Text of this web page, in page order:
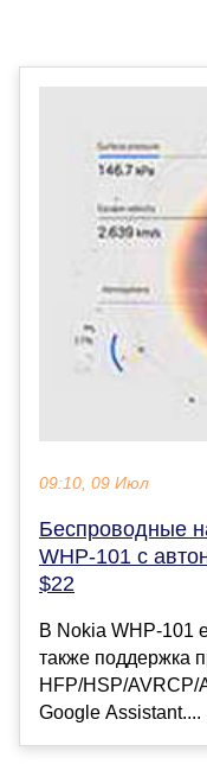
09:10, 09 Июл
Беспроводные
WHP-101 с
$22
В Nokia WHP-101
также поддержка
HFP/HSP/AVRCP/
Google Assistant....